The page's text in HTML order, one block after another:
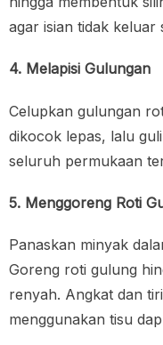
agar isian tidak keluar
4. Melapisi Gulungan
Celupkan gulungan
dikocok lepas, lalu
seluruh permukaan
5. Menggoreng Roti
Panaskan minyak
Goreng roti gulung
renyah. Angkat dan
menggunakan tisu